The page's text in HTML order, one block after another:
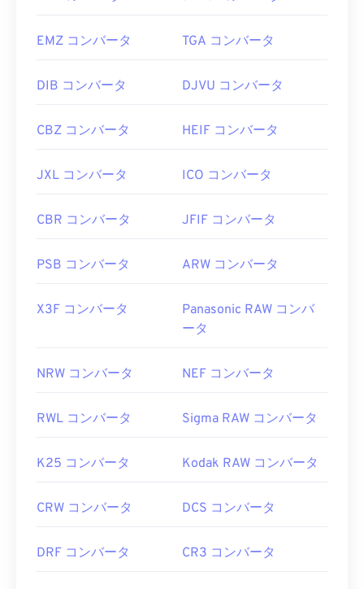
EMZ コンバータ TGA コンバータ
DIB コンバータ DJVU コンバータ
CBZ コンバータ HEIF コンバータ
JXL コンバータ ICO コンバータ
CBR コンバータ JFIF コンバータ
PSB コンバータ ARW コンバータ
X3F コンバータ
Panasonic RAW コンバ
ータ
NRW コンバータ NEF コンバータ
RWL コンバータ Sigma RAW コンバータ
K25 コンバータ Kodak RAW コンバータ
CRW コンバータ DCS コンバータ
DRF コンバータ CR3 コンバータ